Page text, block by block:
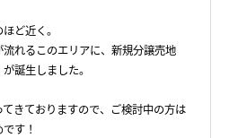
ど近く。
れるこのエリアに、新規分譲売地
誕生しました。
きておりますので、ご検討中の方は
す！